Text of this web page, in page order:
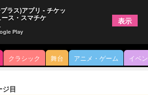
クラシック 舞台 アニメ・ゲーム イベ
目
ラス)アプリ - チケッ
ース・スマチケ
Play
表示